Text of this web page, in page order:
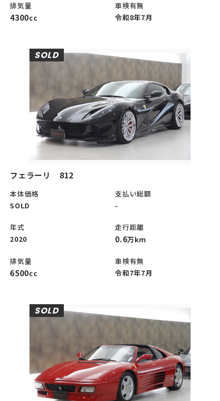
排気量
4300cc
車検有無
令和8年7月
SOLD
フェラーリ 812
本体価格
SOLD
支払い総額
-
年式
2020
走行距離
0.6万km
排気量
6500cc
車検有無
令和7年7月
SOLD